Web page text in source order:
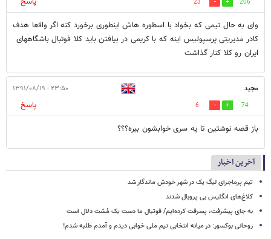
206
23
وای به حال تیمی که بخواد با اسطوره هاش اینطوری برخورد کنه اگر واقعا هدف
کادر مدیریتی پرسپولیس اینه که با کریمی در بیافتن باید کلا فوتبال باشگاههای
ایران رو کلا کنار گذاشت
مجید ۲۳:۵۰ - ۱۳۹۱/۰۸/۱۹
74
6
پاسخ
باز قصه نوشتین تا یه سری خوابشون ببره؟؟؟
آخرین اخبار
تیم پرماجرای لیگ یک در شهر خودش ماندگار شد
کلاغ‌های انگلیس بی پروبال شدند
به جای پیشرفت، پسرفت کرده‌ایم/ فوتبال ما دست یک مُشت دلال است
روحانی بوکسور: در میانه انتخابی تیم ملی خوابی دیدم و آمدم طلبه شدم!